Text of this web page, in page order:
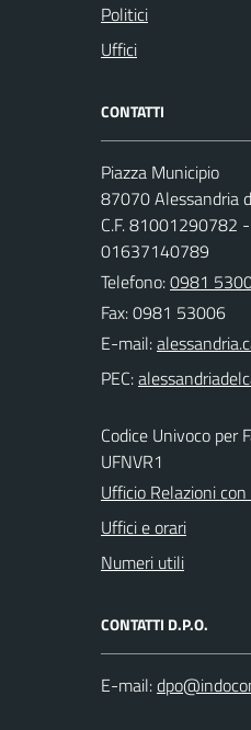
Politici
Uffici
CONTATTI
Piazza Municipio
87070 Alessandria
C.F. 81001290782
01637140789
Telefono:0981
Fax: 0981 53006
E-mail:
PEC:
Codice Univoco per
UFNVR1
Ufficio Relazioni
Uffici e orari
Numeri utili
CONTATTI D.P.O.
E-mail: